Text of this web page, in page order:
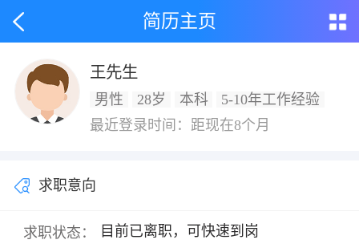
简历主页
王先生
男性 28岁 本科
5-10年工作经验
最近登录时间：距现在8个月
求职意向
求职状态：
目前已离职，可快速到岗